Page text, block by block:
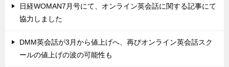
日経WOMAN7月号にて、オンライン英会話に関する記事にて
協力しました
DMM英会話が3月から値上げへ、再びオンライン英会話スク
ールの値上げの波の可能性も